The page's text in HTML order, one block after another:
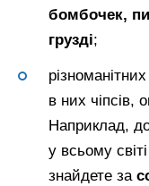
бомбочек,
грузді;
в них чіпсів,
Наприклад,
у всьому
знайдете за